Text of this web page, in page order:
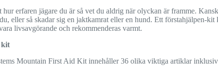
hur erfaren jägare du är så vet du aldrig när olyckan är framme.
eller så skadar sig en jaktkamrat eller en hund. Ett förstahjälpen-kit
livsavgörande och rekommenderas varmt.
kit
Mountain First Aid Kit innehåller 36 olika viktiga artiklar